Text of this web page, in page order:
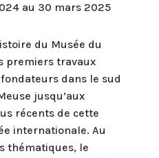
au 30 mars 2025
du Musée du
premiers travaux
dans le sud
jusqu’aux
récents de cette
internationale. Au
thématiques, le